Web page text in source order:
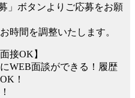
」ボタンよりご応募をお願
時間を調整いたします。
接OK】
WEB面談ができる！履歴
！